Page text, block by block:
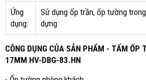
Ứng
dụng:
Sử dụng ốp trần, ốp tường
dựng
CÔNG DỤNG CỦA SẢN PHẨM - TẤM ỐP
17MM HV-DBG-83.HN